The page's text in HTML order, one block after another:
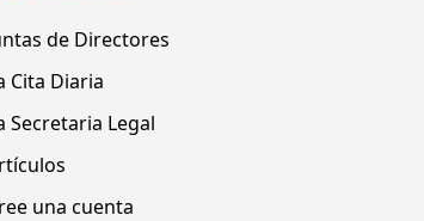
de Directores
Cita Diaria
Secretaria Legal
una cuenta